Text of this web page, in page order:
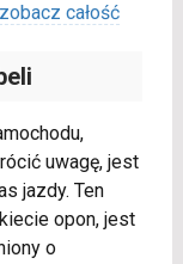
zobacz całość
uwagę, jest
jazdy. Ten
opon, jest
o